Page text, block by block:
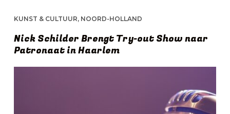
KUNST & CULTUUR, NOORD-HOLLAND
Nick Schilder Brengt Try-out Show naar
Patronaat in Haarlem